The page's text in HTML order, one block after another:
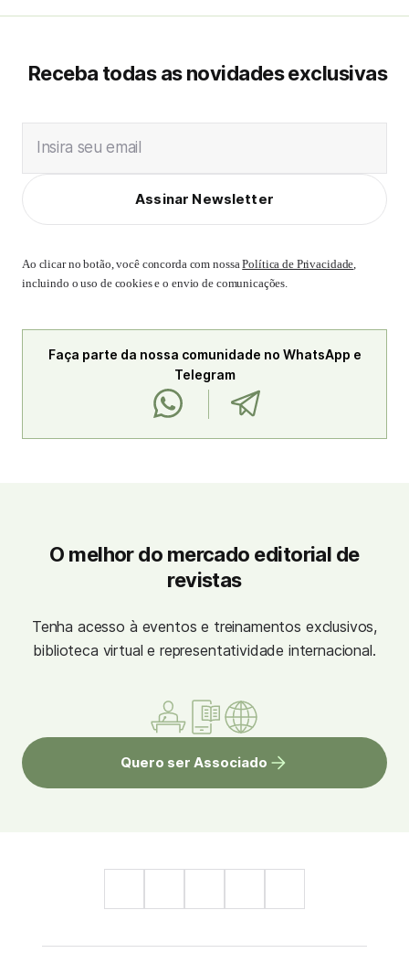
Receba todas as novidades exclusivas
Insira seu email
Assinar Newsletter
Ao clicar no botão, você concorda com nossaPolítica de Privacidade,
incluindo o uso de cookies e o envio de comunicações.
Faça parte da nossa comunidade no WhatsApp e
Telegram
O melhor do mercado editorial de
revistas
Tenha acesso à eventos e treinamentos exclusivos,
biblioteca virtual e representatividade internacional.
Quero ser Associado